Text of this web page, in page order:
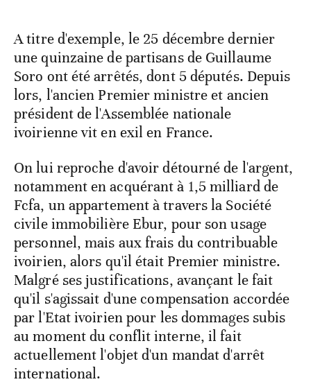
A titre d'exemple, le 25 décembre dernier
une quinzaine de partisans de Guillaume
Soro ont été arrêtés, dont 5 députés. Depuis
lors, l'ancien Premier ministre et ancien
président de l'Assemblée nationale
ivoirienne vit en exil en France.
On lui reproche d'avoir détourné de l'argent,
notamment en acquérant à 1,5 milliard de
Fcfa, un appartement à travers la Société
civile immobilière Ebur, pour son usage
personnel, mais aux frais du contribuable
ivoirien, alors qu'il était Premier ministre.
Malgré ses justifications, avançant le fait
qu'il s'agissait d'une compensation accordée
par l'Etat ivoirien pour les dommages subis
au moment du conflit interne, il fait
actuellement l'objet d'un mandat d'arrêt
international.